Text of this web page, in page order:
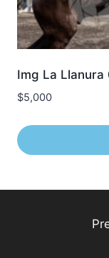
Img La Llanura
$5,000